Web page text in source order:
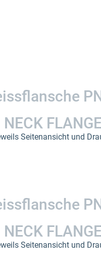
NECK
Seitenansicht und
NECK
Seitenansicht und